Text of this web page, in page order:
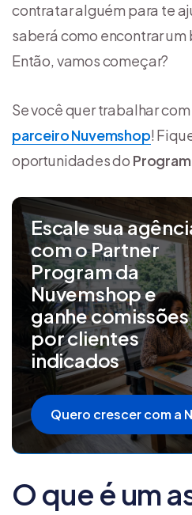
contratar alguém para te
saberá como encontrar
Então, vamos começar?
Se você quer trabalhar
parceiro Nuvemshop!
oportunidades do
Escale sua
com o Partner
Program da
Nuvemshop e
ganhe comissões
por clientes
indicados
Quero crescer com a
O que é um